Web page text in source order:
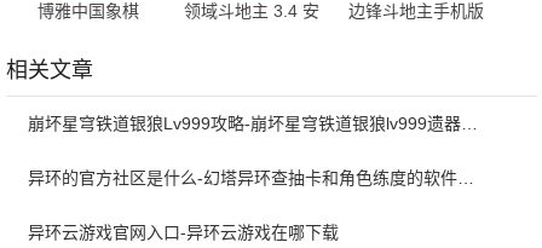
博雅中国象棋
领域斗地主 3.4 安
边锋斗地主手机版
相关文章
崩坏星穹铁道银狼Lv999攻略-崩坏星穹铁道银狼lv999遗器词条带什么
异环的官方社区是什么-幻塔异环查抽卡和角色练度的软件叫什么
异环云游戏官网入口-异环云游戏在哪下载